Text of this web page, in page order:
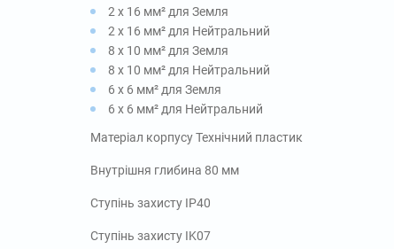
2 x 16 мм² для Земля
2 x 16 мм² для Нейтральний
8 x 10 мм² для Земля
8 x 10 мм² для Нейтральний
6 x 6 мм² для Земля
6 x 6 мм² для Нейтральний
Матеріал корпусу Технічний пластик
Внутрішня глибина 80 мм
Ступінь захисту IP40
Ступінь захисту IK07